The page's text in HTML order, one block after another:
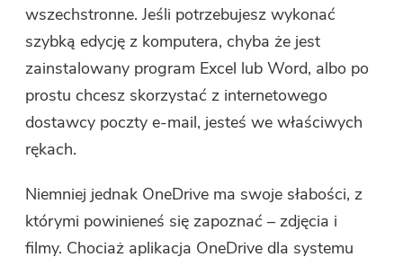
wszechstronne. Jeśli potrzebujesz wykonać
szybką edycję z komputera, chyba że jest
zainstalowany program Excel lub Word, albo po
prostu chcesz skorzystać z internetowego
dostawcy poczty e-mail, jesteś we właściwych
rękach.
Niemniej jednak OneDrive ma swoje słabości, z
którymi powinieneś się zapoznać – zdjęcia i
filmy. Chociaż aplikacja OneDrive dla systemu